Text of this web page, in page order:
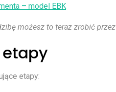
– model EBK
możesz to teraz zrobić przez
etapy
etapy: